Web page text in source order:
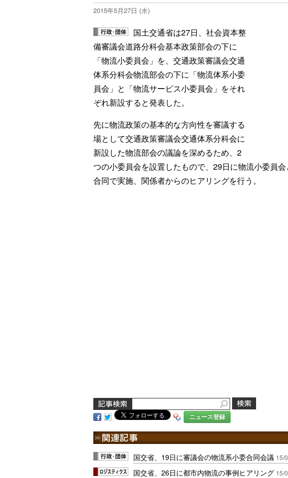
2015年5月27日 (水)
国土交通省は27日、社会資本整
備審議会道路分科会基本政策部会の下に
「物流小委員会」を、交通政策審議会交通
体系分科会物流部会の下に「物流体系小委
員会」と「物流サービス小委員会」をそれ
ぞれ新設すると発表した。
先に物流政策の基本的な方向性を審議する
場として交通政策審議会交通体系分科会に
新設した物流部会の議論を深めるため、2
つの小委員会を設置したもので、29日に物流小委員
合同で実施、関係者からのヒアリングを行う。
ニュース登録
国交省、19日に審議会の物流系小委合同会議 15/
国交省、26日に都市内物流の事例ヒアリング 15/